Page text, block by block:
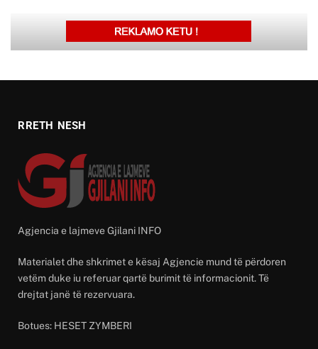
RRETH NESH
Agjencia e lajmeve Gjilani INFO
Materialet dhe shkrimet e kësaj Agjencie mund të përdoren
vetëm duke iu referuar qartë burimit të informacionit. Të
drejtat janë të rezervuara.
Botues: HESET ZYMBERI